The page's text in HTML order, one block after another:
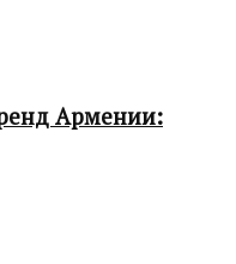
Армении: